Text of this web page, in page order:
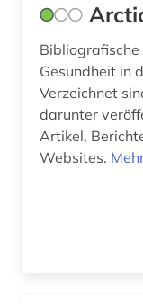
Gesundheit in
Verzeichnet
darunter
Artikel,
Websites.